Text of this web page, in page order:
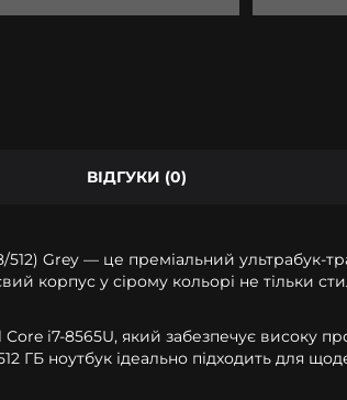
ВІДГУКИ (0)
Grey — це преміальний ультрабук-
корпус у сірому кольорі не тільки
i7-8565U, який забезпечує високу
ГБ ноутбук ідеально підходить для